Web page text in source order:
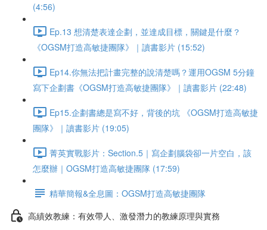
(4:56)
Ep.13 想清楚表達企劃，並達成目標，關鍵是什麼？
《OGSM打造高敏捷團隊》｜讀書影片 (15:52)
Ep14.你無法把計畫完整的說清楚嗎？運用OGSM 5分鐘
寫下企劃書《OGSM打造高敏捷團隊》｜讀書影片 (22:48)
Ep15.企劃書總是寫不好，背後的坑 《OGSM打造高敏捷
團隊》｜讀書影片 (19:05)
菁英實戰影片：Section.5｜寫企劃腦袋卻一片空白，該
怎麼辦｜OGSM打造高敏捷團隊 (17:59)
精華簡報&全息圖：OGSM打造高敏捷團隊
高績效教練：有效帶人、激發潛力的教練原理與實務